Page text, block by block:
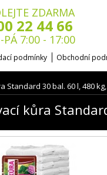
ZDARMA
22 44 66
PÁ 7:00 - 17:00
podmínky Obchodní
Standard 30 bal. 60 l, 480
kůra